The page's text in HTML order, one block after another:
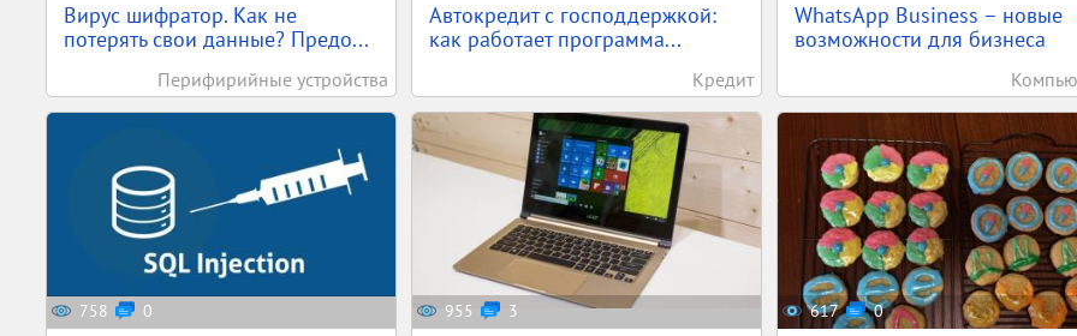
Вирус шифратор. Как не
потерять свои данные? Предо...
Перифирийные устройства
Автокредит с господдержкой:
как работает программа...
Кредит
WhatsApp Business – новые
возможности для бизнеса
758 0 955 3 617 0